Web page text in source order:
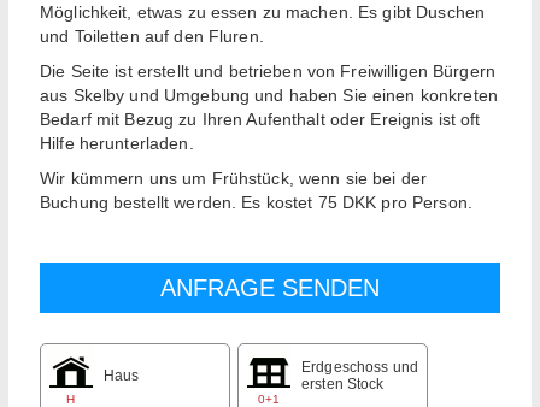
Möglichkeit, etwas zu essen zu machen. Es gibt Duschen
und Toiletten auf den Fluren.
Die Seite ist erstellt und betrieben von Freiwilligen Bürgern
aus Skelby und Umgebung und haben Sie einen konkreten
Bedarf mit Bezug zu Ihren Aufenthalt oder Ereignis ist oft
Hilfe herunterladen.
Wir kümmern uns um Frühstück, wenn sie bei der
Buchung bestellt werden. Es kostet 75 DKK pro Person.
H
Haus
0+1
Erdgeschoss und
ersten Stock